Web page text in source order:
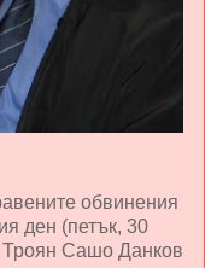
обвинения
ден (петък, 30
Сашо Данков